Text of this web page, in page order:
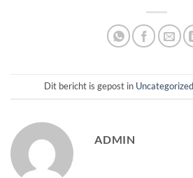
Dit bericht is gepost in Uncategorized
ADMIN